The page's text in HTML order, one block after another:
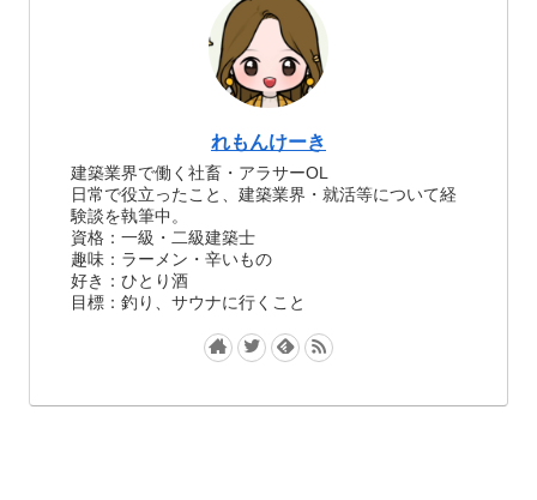
れもんけーき
建築業界で働く社畜・アラサーOL
日常で役立ったこと、建築業界・就活等について経
験談を執筆中。
資格：一級・二級建築士
趣味：ラーメン・辛いもの
好き：ひとり酒
目標：釣り、サウナに行くこと